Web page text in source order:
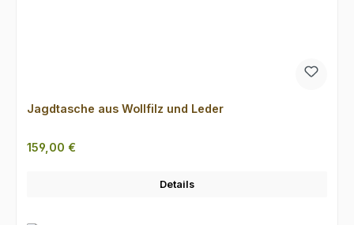
Jagdtasche aus Wollfilz und Leder
Regulärer Preis:
159,00 €
Details